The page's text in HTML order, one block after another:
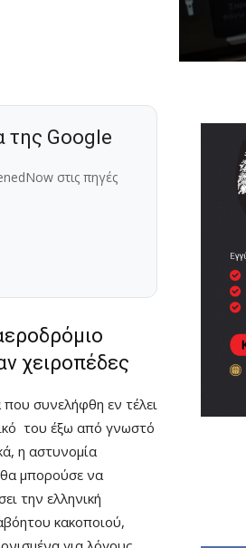
της Google
στις πηγές
χειροπέδες
συνελήφθη εν τέλει
του έξω από γνωστό
η αστυνομία
θα μπορούσε να
την ελληνική
κακοποιού,